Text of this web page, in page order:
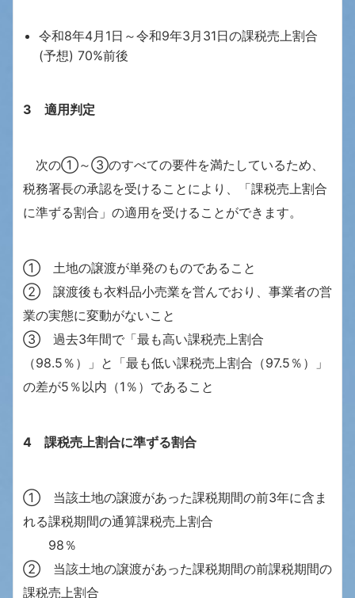
令和8年4月1日～令和9年3月31日の課税売上割合
(予想) 70%前後
3 適用判定
次の①～③のすべての要件を満たしているため、
税務署長の承認を受けることにより、「課税売上割合
に準ずる割合」の適用を受けることができます。
① 土地の譲渡が単発のものであること
② 譲渡後も衣料品小売業を営んでおり、事業者の営
業の実態に変動がないこと
③ 過去3年間で「最も高い課税売上割合
（98.5％）」と「最も低い課税売上割合（97.5％）」
の差が5％以内（1％）であること
4 課税売上割合に準ずる割合
① 当該土地の譲渡があった課税期間の前3年に含ま
れる課税期間の通算課税売上割合
98％
② 当該土地の譲渡があった課税期間の前課税期間の
課税売上割合